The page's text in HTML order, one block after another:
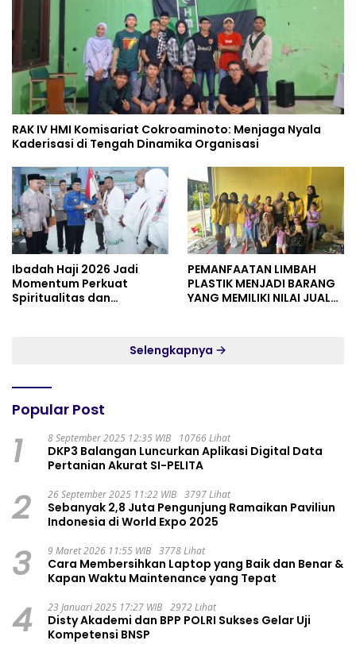
RAK IV HMI Komisariat Cokroaminoto: Menjaga Nyala
Kaderisasi di Tengah Dinamika Organisasi
Ibadah Haji 2026 Jadi
Momentum Perkuat
Spiritualitas dan
PEMANFAATAN LIMBAH
PLASTIK MENJADI BARANG
YANG MEMILIKI NILAI JUAL
Selengkapnya
Popular Post
1 8 September 2025 12:35 WIB 10766 Lihat
DKP3 Balangan Luncurkan Aplikasi Digital Data
Pertanian Akurat SI-PELITA
2 26 September 2025 11:22 WIB 3797 Lihat
Sebanyak 2,8 Juta Pengunjung Ramaikan Paviliun
Indonesia di World Expo 2025
3 9 Maret 2026 11:55 WIB 3778 Lihat
Cara Membersihkan Laptop yang Baik dan Benar &
Kapan Waktu Maintenance yang Tepat
4 23 Januari 2025 17:27 WIB 2972 Lihat
Disty Akademi dan BPP POLRI Sukses Gelar Uji
Kompetensi BNSP